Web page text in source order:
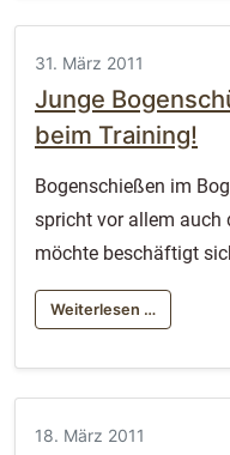
31. März 2011
Junge
beim Training!
Bogenschießen im
spricht vor allem auch
möchte beschäftigt
Weiterlesen …
18. März 2011